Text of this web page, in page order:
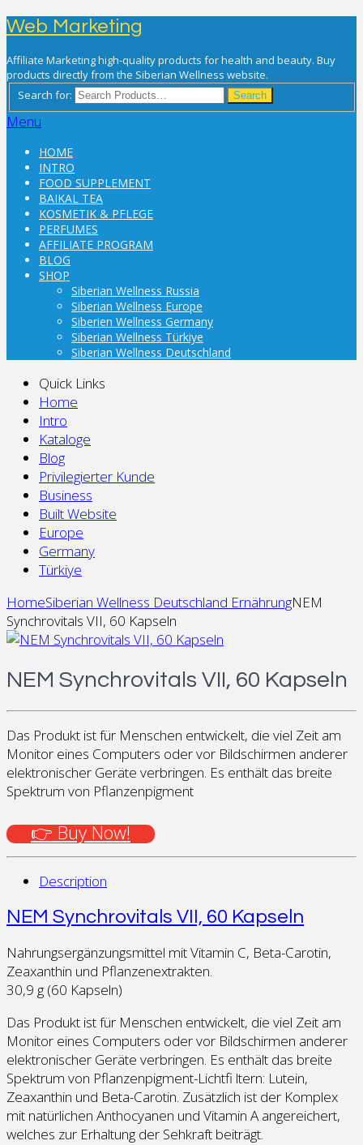
Web Marketing
Affiliate Marketing high-quality products for health and beauty. Buy
products directly from the Siberian Wellness website.
Search for:
Search
Menu
HOME
INTRO
FOOD SUPPLEMENT
BAIKAL TEA
KOSMETIK & PFLEGE
PERFUMES
AFFILIATE PROGRAM
BLOG
SHOP
Siberian Wellness Russia
Siberian Wellness Europe
Siberien Wellness Germany
Siberian Wellness Türkiye
Siberian Wellness Deutschland
Quick Links
Home
Intro
Kataloge
Blog
Privilegierter Kunde
Business
Built Website
Europe
Germany
Türkiye
HomeSiberian Wellness Deutschland ErnährungNEM
Synchrovitals VII, 60 Kapseln
NEM Synchrovitals VII, 60 Kapseln
Das Produkt ist für Menschen entwickelt, die viel Zeit am
Monitor eines Computers oder vor Bildschirmen anderer
elektronischer Geräte verbringen. Es enthält das breite
Spektrum von Pflanzenpigment
👉 Buy Now!
Description
NEM Synchrovitals VII, 60 Kapseln
Nahrungsergänzungsmittel mit Vitamin C, Beta-Carotin,
Zeaxanthin und Pflanzenextrakten.
30,9 g (60 Kapseln)
Das Produkt ist für Menschen entwickelt, die viel Zeit am
Monitor eines Computers oder vor Bildschirmen anderer
elektronischer Geräte verbringen. Es enthält das breite
Spektrum von Pflanzenpigment-Lichtfi ltern: Lutein,
Zeaxanthin und Beta-Carotin. Zusätzlich ist der Komplex
mit natürlichen Anthocyanen und Vitamin A angereichert,
welches zur Erhaltung der Sehkraft beiträgt.